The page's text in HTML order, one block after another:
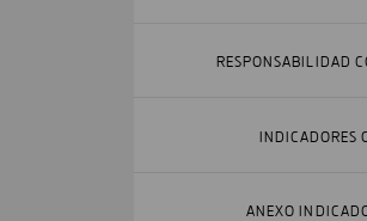
RESPONSABILIDAD
INDICADORES
ANEXO